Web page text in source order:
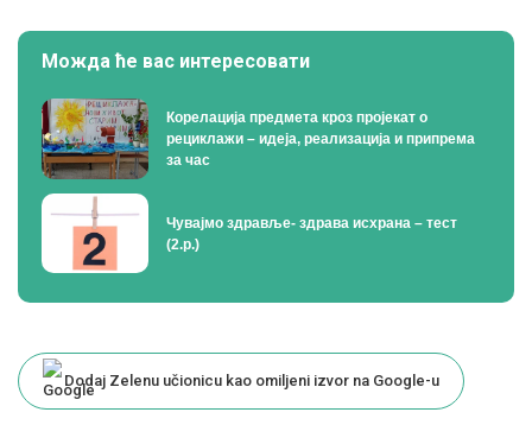
Можда ће вас интересовати
Корелација предмета кроз пројекат о
рециклажи – идеја, реализација и припрема
за час
Чувајмо здравље- здрава исхрана – тест
(2.р.)
Dodaj Zelenu učionicu kao omiljeni izvor na Google-u